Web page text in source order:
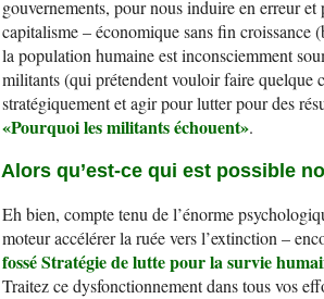
gouvernements, pour nous induire en erreur
capitalisme – économique sans fin croissance
la population humaine est inconsciemment
militants (qui prétendent vouloir faire quelque
stratégiquement et agir pour lutter pour des
«Pourquoi les militants échouent».
Alors qu’est-ce qui est possible
Eh bien, compte tenu de l’énorme
moteur accélérer la ruée vers l’extinction –
fossé Stratégie de lutte pour la survie
Traitez ce dysfonctionnement dans tous vos